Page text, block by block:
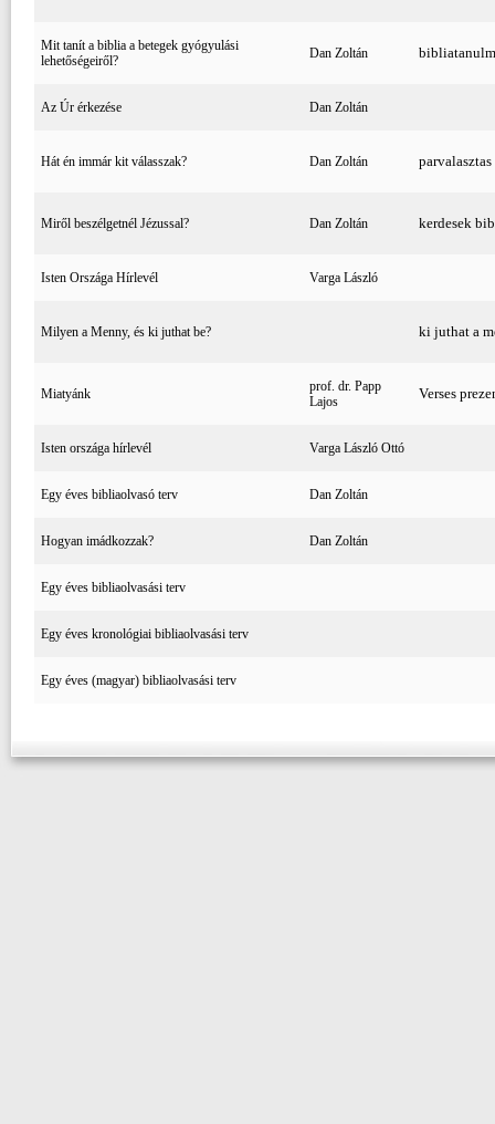
Mit tanít a biblia a betegek gyógyulási
lehetőségeiről?
Dan Zoltán
Az Úr érkezése Dan Zoltán
Hát én immár kit válasszak? Dan Zoltán
Miről beszélgetnél Jézussal? Dan Zoltán kerdesek
Isten Országa Hírlevél Varga László
Milyen a Menny, és ki juthat be? ki juthat a
Miatyánk
prof. dr. Papp
Lajos
Verses
Isten országa hírlevél Varga László Ottó
Egy éves bibliaolvasó terv Dan Zoltán
Hogyan imádkozzak? Dan Zoltán
Egy éves bibliaolvasási terv
Egy éves kronológiai bibliaolvasási terv
Egy éves (magyar) bibliaolvasási terv